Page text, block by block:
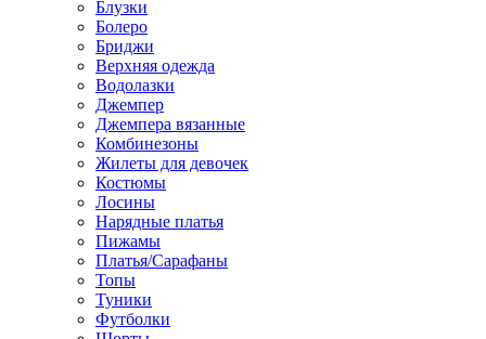
Блузки
Болеро
Бриджи
Верхняя одежда
Водолазки
Джемпер
Джемпера вязанные
Комбинезоны
Жилеты для девочек
Костюмы
Лосины
Нарядные платья
Пижамы
Платья/Сарафаны
Топы
Туники
Футболки